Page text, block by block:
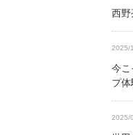
西野
2025/
今こ
プ体
2025/